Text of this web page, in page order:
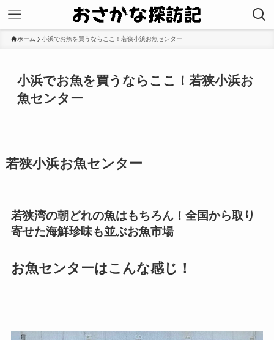
ホーム 小浜でお魚を買うならここ！若狭小浜お魚センター
小浜でお魚を買うならここ！若狭小浜お
魚センター
若狭小浜お魚センター
若狭湾の朝どれの魚はもちろん！全国から取り
寄せた海鮮珍味も並ぶお魚市場
お魚センターはこんな感じ！